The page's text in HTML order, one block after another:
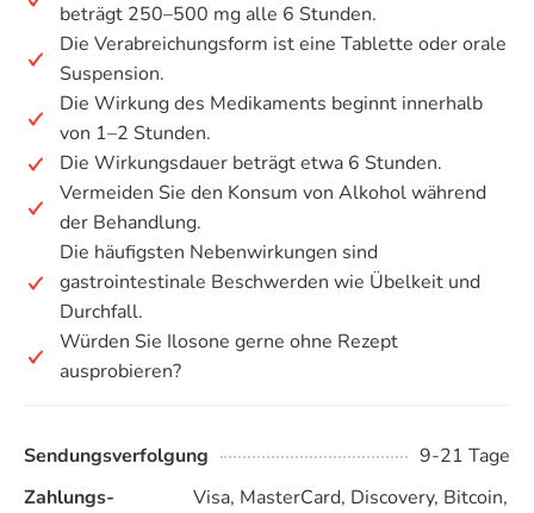
beträgt 250–500 mg alle 6 Stunden.
Die Verabreichungsform ist eine Tablette oder orale
Suspension.
Die Wirkung des Medikaments beginnt innerhalb
von 1–2 Stunden.
Die Wirkungsdauer beträgt etwa 6 Stunden.
Vermeiden Sie den Konsum von Alkohol während
der Behandlung.
Die häufigsten Nebenwirkungen sind
gastrointestinale Beschwerden wie Übelkeit und
Durchfall.
Würden Sie Ilosone gerne ohne Rezept
ausprobieren?
Sendungsverfolgung
9-21 Tage
Zahlungs-
Visa, MasterCard, Discovery, Bitcoin,